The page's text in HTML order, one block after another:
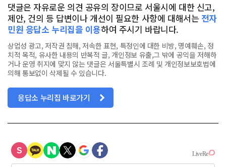
댓글은 자유로운 의견 공유의 장이므로 서울시에 대한 신고,
제안, 건의 등 답변이나 개선이 필요한 사항에 대해서는 전자
민원 응답소 누리집을 이용하여 주시기 바랍니다.
상업성 광고, 저작권 침해, 저속한 표현, 특정인에 대한 비방, 명예훼손, 정
치적 목적, 유사한 내용의 반복적 글, 개인정보 유출,그 밖에 공익을 저해하
거나 운영 취지에 맞지 않는 댓글은 서울특별시 조례 및 개인정보보호법에
의해 통보없이 삭제될 수 있습니다.
응답소 누리집 바로가기